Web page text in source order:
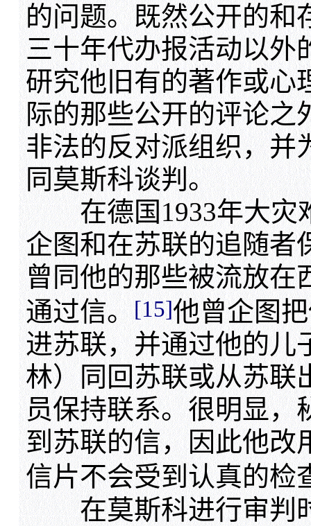
的问题。既然公开的和
三十年代办报活动以外
研究他旧有的著作或心
际的那些公开的评论之
非法的反对派组织，并
同莫斯科谈判。
在德国1933年大灾
企图和在苏联的追随者
曾同他的那些被流放在
通过信。
[15]他曾企图
进苏联，并通过他的儿
林）同回苏联或从苏联
员保持联系。很明显，
到苏联的信，因此他改
信片不会受到认真的检
在莫斯科进行审判